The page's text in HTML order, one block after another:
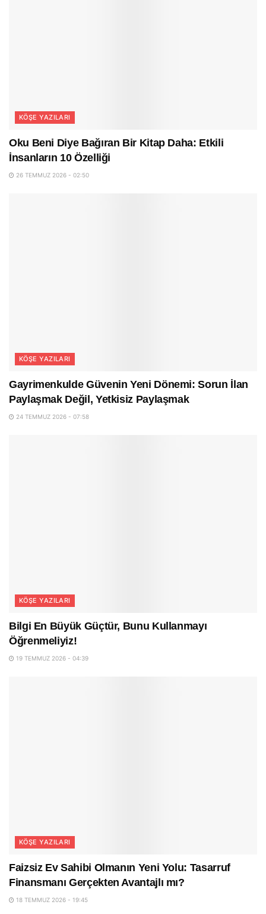
KÖŞE YAZILARI
Oku Beni Diye Bağıran Bir Kitap Daha: Etkili
İnsanların 10 Özelliği
26 TEMMUZ 2026 - 02:50
KÖŞE YAZILARI
Gayrimenkulde Güvenin Yeni Dönemi: Sorun İlan
Paylaşmak Değil, Yetkisiz Paylaşmak
24 TEMMUZ 2026 - 07:58
KÖŞE YAZILARI
Bilgi En Büyük Güçtür, Bunu Kullanmayı
Öğrenmeliyiz!
19 TEMMUZ 2026 - 04:39
KÖŞE YAZILARI
Faizsiz Ev Sahibi Olmanın Yeni Yolu: Tasarruf
Finansmanı Gerçekten Avantajlı mı?
18 TEMMUZ 2026 - 19:45